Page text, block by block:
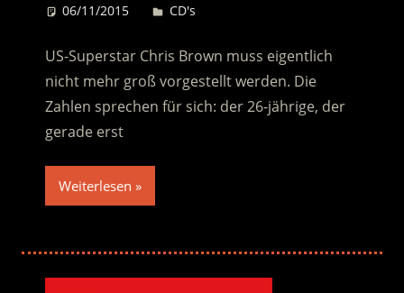
06/11/2015 Desiree
CD's
US-Superstar Chris Brown muss eigentlich
nicht mehr groß vorgestellt werden. Die
Zahlen sprechen für sich: der 26-jährige, der
gerade erst
Weiterlesen